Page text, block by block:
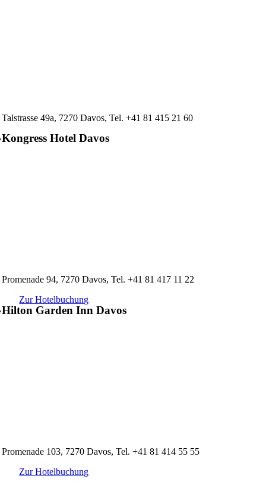
Talstrasse 49a, 7270 Davos, Tel. +41 81 415 21 60
Kongress Hotel Davos
Promenade 94, 7270 Davos, Tel. +41 81 417 11 22
Zur Hotelbuchung
Hilton Garden Inn Davos
Promenade 103, 7270 Davos, Tel. +41 81 414 55 55
Zur Hotelbuchung